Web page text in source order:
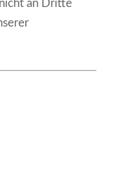
an Dritte